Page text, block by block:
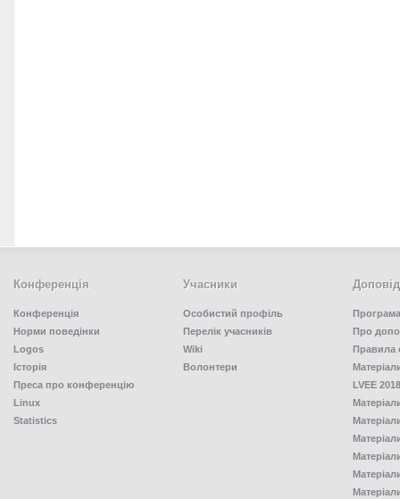
Конференція
Конференція
Норми поведінки
Logos
Історія
Преса про конференцію
Linux
Statistics
Учасники
Особистий профіль
Перелік учасників
Wiki
Волонтери
Про
Правила
LVEE